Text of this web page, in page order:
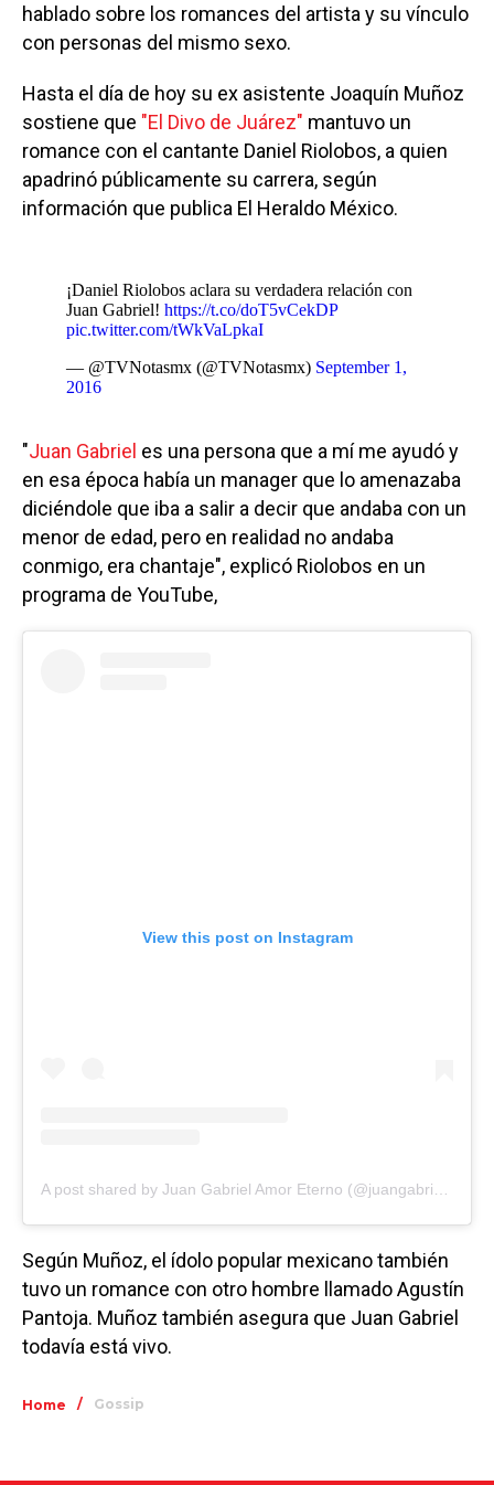
hablado sobre los romances del artista y su vínculo
con personas del mismo sexo.
Hasta el día de hoy su ex asistente Joaquín Muñoz
sostiene que "El Divo de Juárez" mantuvo un
romance con el cantante Daniel Riolobos, a quien
apadrinó públicamente su carrera, según
información que publica El Heraldo México.
¡Daniel Riolobos aclara su verdadera relación con
Juan Gabriel! https://t.co/doT5vCekDP
pic.twitter.com/tWkVaLpkaI
— @TVNotasmx (@TVNotasmx) September 1,
2016
"Juan Gabriel es una persona que a mí me ayudó y
en esa época había un manager que lo amenazaba
diciéndole que iba a salir a decir que andaba con un
menor de edad, pero en realidad no andaba
conmigo, era chantaje", explicó Riolobos en un
programa de YouTube,
View this post on Instagram
Según Muñoz, el ídolo popular mexicano también
tuvo un romance con otro hombre llamado Agustín
Pantoja. Muñoz también asegura que Juan Gabriel
todavía está vivo.
Home / Gossip